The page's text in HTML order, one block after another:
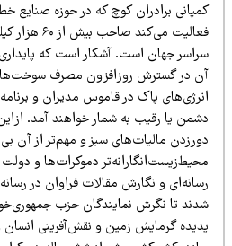
برادران کوچ که در حوزه صنایع خط
فعالیت می‌کند صاحب بیش
جهان است. آشکار است که پایداری این
در گسترش روزافزون مصرف سوخت‌های
پاک در قاموس مدیران و
یا رقیب به شمار خواهند آمد. ازاین‌رو
مالیات‌های سبز و مهم‌تر از آن بی
دموکرات‌ها و دولت
و نگارش مقالات فراوان در
تا نگرش نمایندگان حزب جمهوری‌خواه
گرمایش زمین و نقش‌آفرینی انسان و